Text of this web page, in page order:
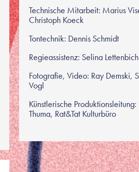
Technische Mitarbeit: Marius
Christoph Koeck
Tontechnik: Dennis Schmidt
Regieassistenz: Selina
Fotografie, Video: Ray Demski,
Vogl
Künstlerische
Thuma, Rat&Tat Kulturbüro